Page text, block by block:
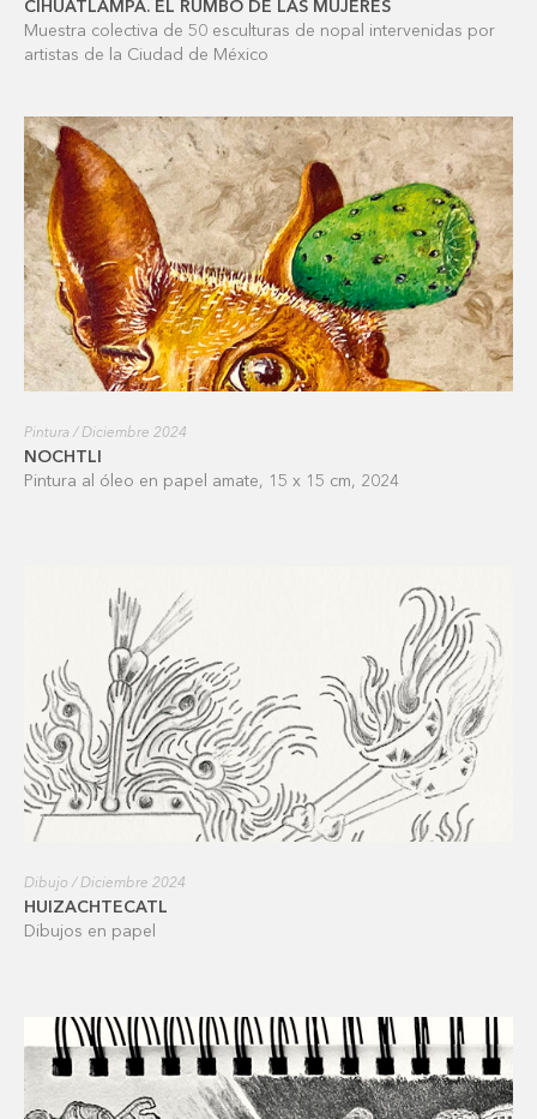
CIHUATLAMPA. EL RUMBO DE LAS MUJERES
Muestra colectiva de 50 esculturas de nopal intervenidas por
artistas de la Ciudad de México
Pintura / Diciembre 2024
NOCHTLI
Pintura al óleo en papel amate, 15 x 15 cm, 2024
Dibujo / Diciembre 2024
HUIZACHTECATL
Dibujos en papel